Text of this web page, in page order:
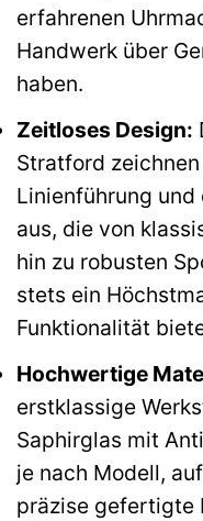
erfahrenen
Handwerk über
haben.
Zeitloses Design:
Stratford
Linienführung
aus, die von
hin zu robusten
stets ein
Funktionalität
Hochwertige
erstklassige
Saphirglas mit
je nach Modell,
präzise gefertigte